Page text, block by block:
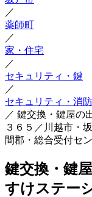
／
薬師町
／
家・住宅
／
セキュリティ・鍵
／
セキュリティ・消
／ 鍵交換・鍵屋の
３６５／川越市・
間郡・総合受付セ
鍵交換・鍵
すけステー